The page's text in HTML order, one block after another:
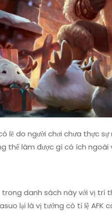
lẽ do người chơi chưa thực
thể làm được gì có ích ngoài
trong danh sách này với vị trí
lại là vị tướng có tỉ lệ AFK